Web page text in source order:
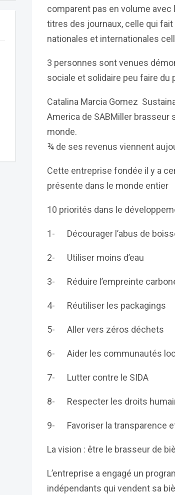
comparent pas en volume
titres des journaux, celle qui
nationales et internationales
3 personnes sont venues
sociale et solidaire peu faire du
Catalina Marcia Gomez
America de SABMiller brasseur
monde.
¾ de ses revenus viennent
Cette entreprise fondée il y a
présente dans le monde entier
10 priorités dans le
1- Décourager l’abus de
2- Utiliser moins d’eau
3- Réduire l’empreinte
4- Réutiliser les packagings
5- Aller vers zéros déchets
6- Aider les communautés
7- Lutter contre le SIDA
8- Respecter les droits
9- Favoriser la transparence et
La vision : être le brasseur de
L’entreprise a engagé un
indépendants qui vendent sa